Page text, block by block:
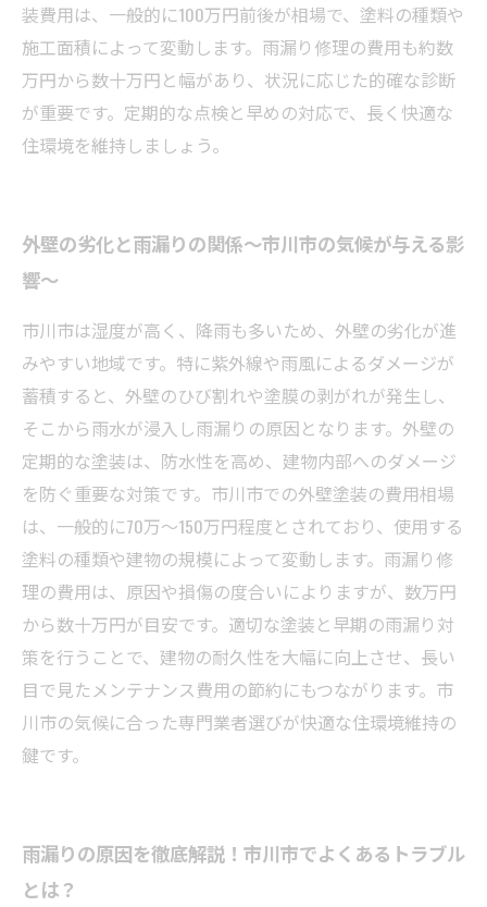
装費用は、一般的に100万円前後が相場で、塗料の種類や
施工面積によって変動します。雨漏り修理の費用も約数
万円から数十万円と幅があり、状況に応じた的確な診断
が重要です。定期的な点検と早めの対応で、長く快適な
住環境を維持しましょう。
外壁の劣化と雨漏りの関係〜市川市の気候が与える影
響〜
市川市は湿度が高く、降雨も多いため、外壁の劣化が進
みやすい地域です。特に紫外線や雨風によるダメージが
蓄積すると、外壁のひび割れや塗膜の剥がれが発生し、
そこから雨水が浸入し雨漏りの原因となります。外壁の
定期的な塗装は、防水性を高め、建物内部へのダメージ
を防ぐ重要な対策です。市川市での外壁塗装の費用相場
は、一般的に70万〜150万円程度とされており、使用する
塗料の種類や建物の規模によって変動します。雨漏り修
理の費用は、原因や損傷の度合いによりますが、数万円
から数十万円が目安です。適切な塗装と早期の雨漏り対
策を行うことで、建物の耐久性を大幅に向上させ、長い
目で見たメンテナンス費用の節約にもつながります。市
川市の気候に合った専門業者選びが快適な住環境維持の
鍵です。
雨漏りの原因を徹底解説！市川市でよくあるトラブル
とは？